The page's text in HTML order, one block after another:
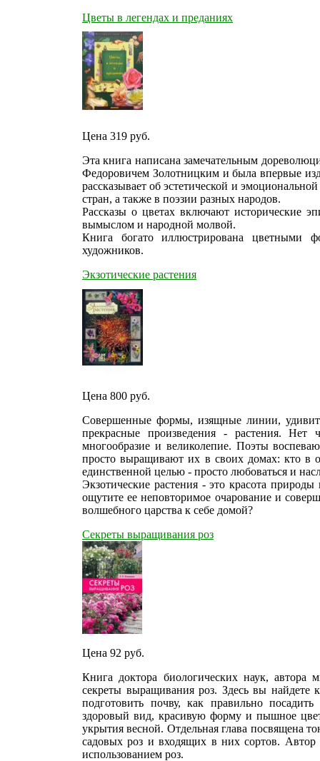
Цветы в легендах и преданиях
Цена 319 руб.
Эта книга написана замечательным
Федоровичем Золотницким и была впервые
рассказывает об эстетической и
стран, а также в поэзии разных народов.
Рассказы о цветах включают исторические
вымыслом и народной молвой.
Книга богато иллюстрирована цветными
художников.
Экзотические растения
Цена 800 руб.
Совершенные формы, изящные линии,
прекрасные произведения - растения.
многообразие и великолепие. Поэты
просто выращивают их в своих домах: кто в
единственной целью - просто любоваться и
Экзотические растения - это красота
ощутите ее неповторимое очарование и
волшебного царства к себе домой?
Секреты выращивания роз
Цена 92 руб.
Книга доктора биологических наук, автора
секреты выращивания роз. Здесь вы найдете
подготовить почву, как правильно
здоровый вид, красивую форму и пышное
укрытия весной. Отдельная глава посвящена
садовых роз и входящих в них сортов. Автор
использованием роз.